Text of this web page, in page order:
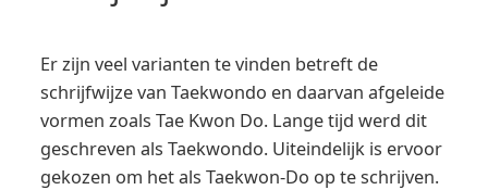
Er zijn veel varianten te vinden betreft de
schrijfwijze van Taekwondo en daarvan afgeleide
vormen zoals Tae Kwon Do. Lange tijd werd dit
geschreven als Taekwondo. Uiteindelijk is ervoor
gekozen om het als Taekwon-Do op te schrijven.